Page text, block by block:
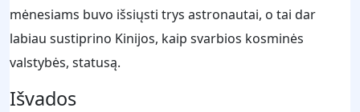
mėnesiams buvo išsiųsti trys astronautai, o tai dar
labiau sustiprino Kinijos, kaip svarbios kosminės
valstybės, statusą.
Išvados